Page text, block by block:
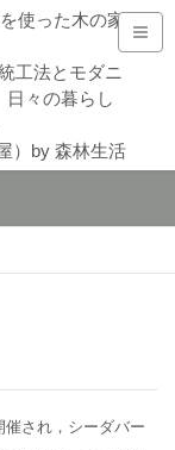
使った木の家
工法とモダニ
日々の暮らし
）by 森林生活
され，シーダバー